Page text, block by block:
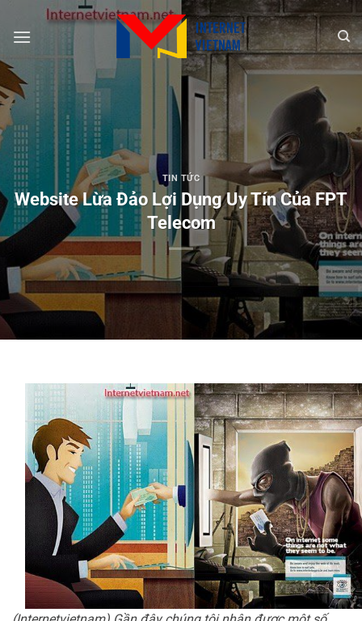
đến
dung
TIN TỨC
Website Lừa Đảo Lợi Dụng Uy Tín Của FPT
Telecom